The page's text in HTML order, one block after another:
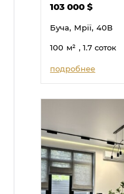
103 000$
Буча, Мрії, 40В
100 м² , 1.7 соток
подробнее